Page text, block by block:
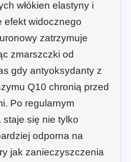
włókien elastyny i
efekt widocznego
zatrzymuje
zmarszczki od
gdy antyoksydanty z
Q10 chronią przed
Po regularnym
się nie tylko
odporna na
jak zanieczyszczenia